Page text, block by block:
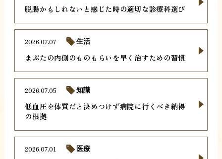
脱腸かもしれないと感じた時の適切な診療科選び
まぶたの内側のものもらいを早く治すための習慣
2026.07.07 生活
低血圧を体質だと決めつけず病院に行くべき納得
の根拠
2026.07.05 知識
2026.07.01 医療